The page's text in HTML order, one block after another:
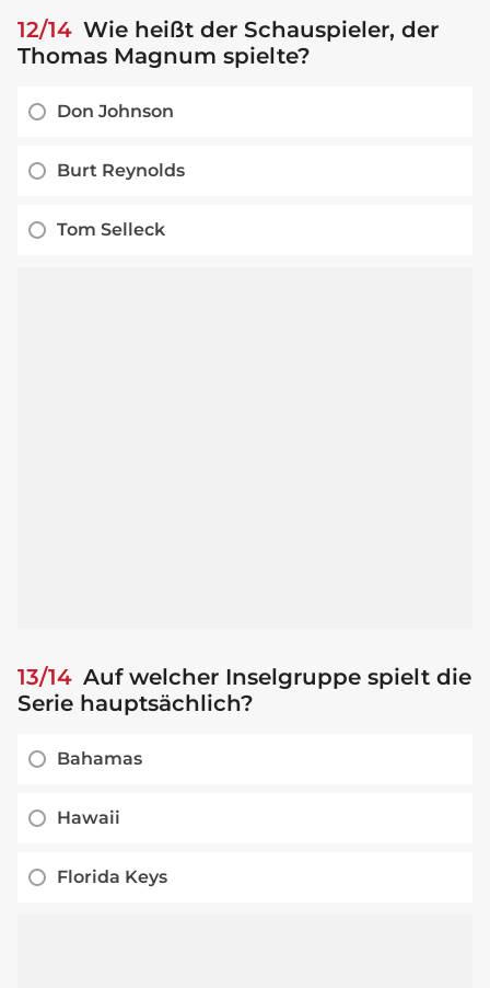
12/14 Wie heißt der Schauspieler, der
Thomas Magnum spielte?
Don Johnson
Burt Reynolds
Tom Selleck
13/14 Auf welcher Inselgruppe spielt die
Serie hauptsächlich?
Bahamas
Hawaii
Florida Keys